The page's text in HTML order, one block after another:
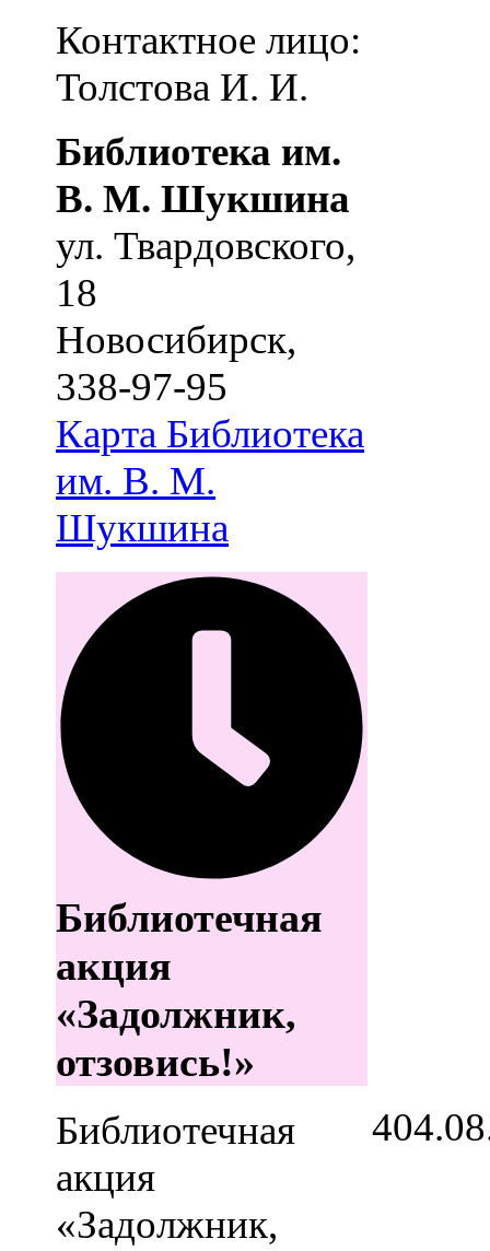
Контактное лицо:
Толстова И. И.
Библиотека им.
В. М. Шукшина
ул. Твардовского,
18
Новосибирск,
338-97-95
Карта Библиотека
им. В. М.
Шукшина
Библиотечная
акция
«Задолжник,
отзовись!»
Библиотечная
акция
«Задолжник,
4